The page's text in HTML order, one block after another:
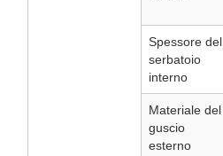
Spessore del
serbatoio
interno
Materiale del
guscio
esterno